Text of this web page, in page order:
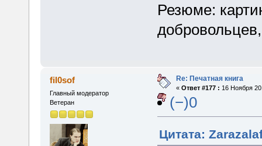
Резюме:
fil0sof
Главный модератор
Ветеран
Re: Печатная книга
« Ответ #177 : 16 Ноября
(−)0
Цитата: